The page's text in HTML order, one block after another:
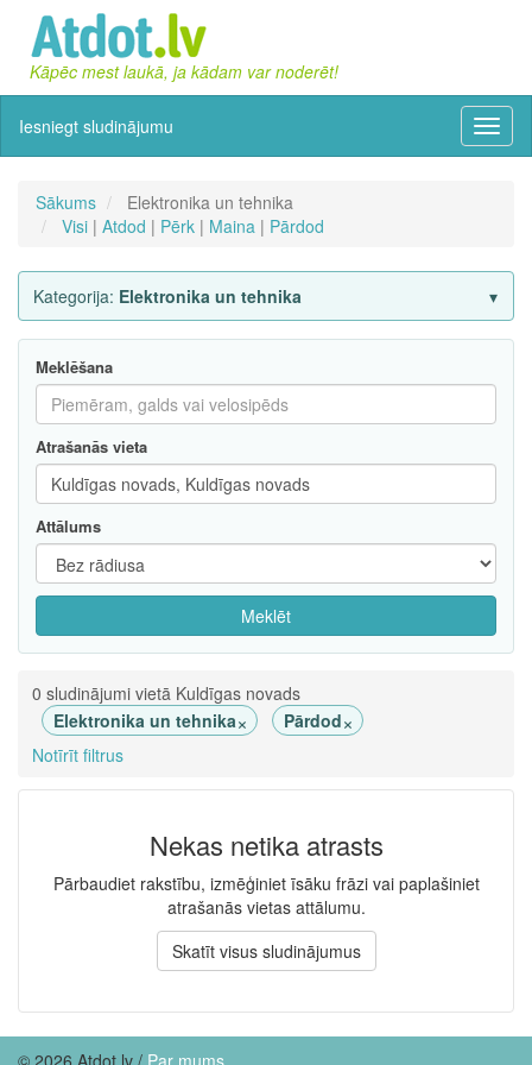
Kāpēc mest laukā, ja kādam var noderēt!
Iesniegt sludinājumu
Sākums
Elektronika un tehnika
Visi | Atdod | Pērk | Maina | Pārdod
Kategorija: Elektronika un tehnika
Meklēšana
Atrašanās vieta
Attālums
Meklēt
0 sludinājumi vietā Kuldīgas novads
Elektronika un tehnika× Pārdod×
Notīrīt filtrus
Nekas netika atrasts
Pārbaudiet rakstību, izmēģiniet īsāku frāzi vai paplašiniet
atrašanās vietas attālumu.
Skatīt visus sludinājumus
© 2026 Atdot.lv / Par mums